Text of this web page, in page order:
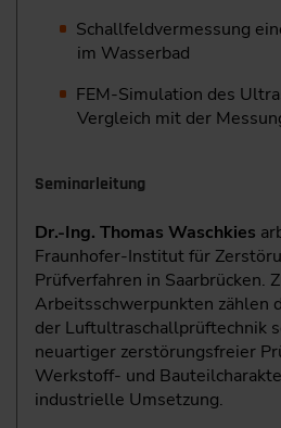
Schallfeldvermessung
im Wasserbad
FEM-Simulation des
Vergleich mit der
Seminarleitung
Dr.-Ing. Thomas Waschkies
Fraunhofer-Institut für
Prüfverfahren in Saarbrücken.
Arbeitsschwerpunkten zählen
der Luftultraschallprüftechnik
neuartiger zerstörungsfreier
Werkstoff- und
industrielle Umsetzung.